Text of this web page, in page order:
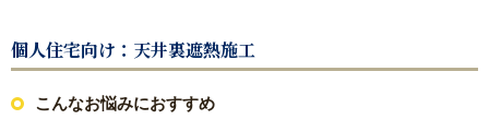
電気温水器
エコキュート
個人住宅向け：天井裏遮熱施工
こんなお悩みにおすすめ